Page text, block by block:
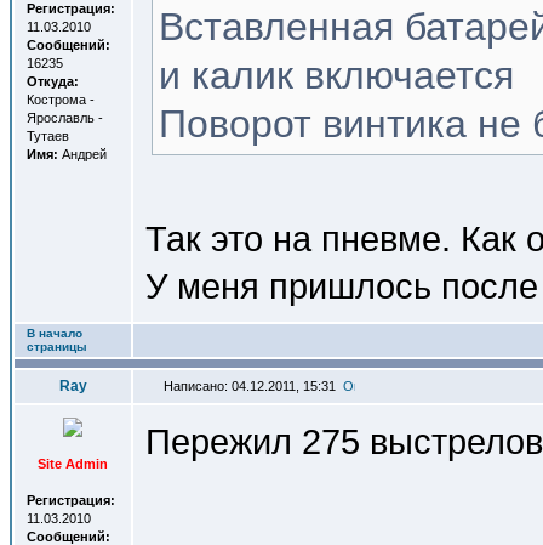
Регистрация:
11.03.2010
Сообщений:
16235
Откуда:
Кострома -
Ярославль -
Тутаев
Имя: Андрей
Вставленная
и калик включается
Поворот винтика
Так это на пневме. Как
У меня пришлось после
В начало
страницы
Ray Написано: 04.12.2011, 15:31
Site Admin
Регистрация:
11.03.2010
Сообщений:
Пережил 275